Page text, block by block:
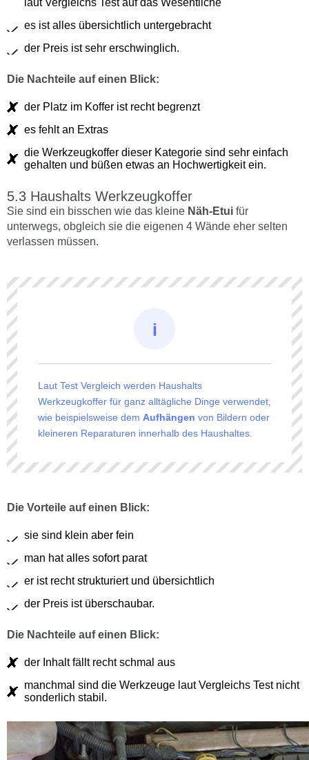
laut Vergleichs Test auf das Wesentliche
es ist alles übersichtlich untergebracht
der Preis ist sehr erschwinglich.
Die Nachteile auf einen Blick:
der Platz im Koffer ist recht begrenzt
es fehlt an Extras
die Werkzeugkoffer dieser Kategorie sind sehr einfach
gehalten und büßen etwas an Hochwertigkeit ein.
Haushalts Werkzeugkoffer
Sie sind ein bisschen wie das kleine Näh-Etui für
unterwegs, obgleich sie die eigenen 4 Wände eher selten
verlassen müssen.
Laut Test Vergleich werden Haushalts
Werkzeugkoffer für ganz alltägliche Dinge verwendet,
wie beispielsweise dem Aufhängen von Bildern oder
kleineren Reparaturen innerhalb des Haushaltes.
Die Vorteile auf einen Blick:
sie sind klein aber fein
man hat alles sofort parat
er ist recht strukturiert und übersichtlich
der Preis ist überschaubar.
Die Nachteile auf einen Blick:
der Inhalt fällt recht schmal aus
manchmal sind die Werkzeuge laut Vergleichs Test nicht
sonderlich stabil.